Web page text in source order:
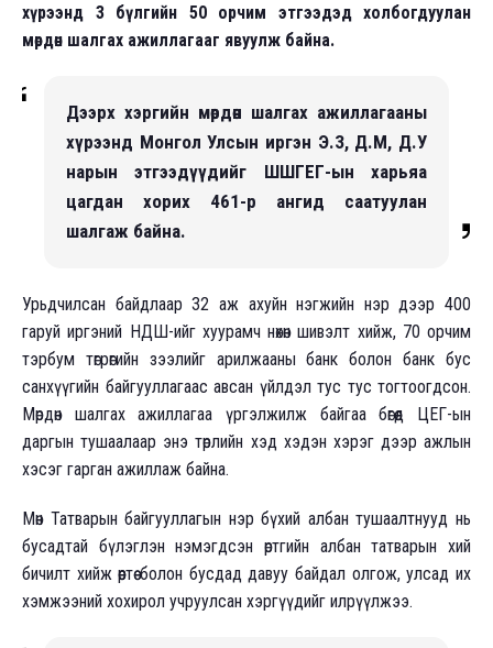
хүрээнд 3 бүлгийн 50 орчим этгээдэд холбогдуулан
мөрдөн шалгах ажиллагааг явуулж байна.
Дээрх хэргийн мөрдөн шалгах ажиллагааны
хүрээнд Монгол Улсын иргэн Э.З, Д.М, Д.У
нарын этгээдүүдийг ШШГЕГ-ын харьяа
цагдан хорих 461-р ангид саатуулан
шалгаж байна.
Урьдчилсан байдлаар 32 аж ахуйн нэгжийн нэр дээр 400
гаруй иргэний НДШ-ийг хуурамч нөхөн шивэлт хийж, 70 орчим
тэрбум төгрөгийн зээлийг арилжааны банк болон банк бус
санхүүгийн байгууллагаас авсан үйлдэл тус тус тогтоогдсон.
Мөрдөн шалгах ажиллагаа үргэлжилж байгаа бөгөөд ЦЕГ-ын
даргын тушаалаар энэ төрлийн хэд хэдэн хэрэг дээр ажлын
хэсэг гарган ажиллаж байна.
Мөн Татварын байгууллагын нэр бүхий албан тушаалтнууд нь
бусадтай бүлэглэн нэмэгдсэн өртгийн албан татварын хий
бичилт хийж өөртөө болон бусдад давуу байдал олгож, улсад их
хэмжээний хохирол учруулсан хэргүүдийг илрүүлжээ.